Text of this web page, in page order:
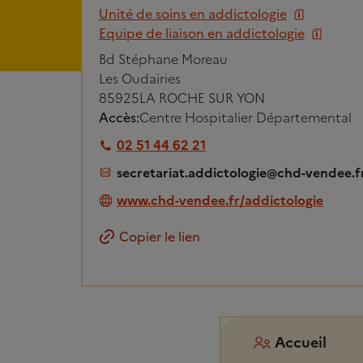
Unité de soins en addictologie
Equipe de liaison en addictologie
Bd Stéphane Moreau
Les Oudairies
85925LA ROCHE SUR YON
Accès:Centre Hospitalier Départemental
02 51 44 62 21
secretariat.addictologie@chd-
www.chd-vendee.fr/addictologie
Copier le lien
Accueil